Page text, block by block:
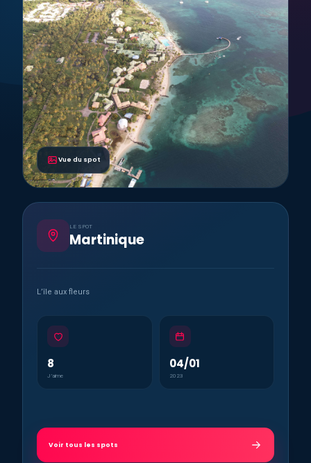
Vue du spot
LE SPOT
Martinique
L’île aux fleurs
8
J’aime
04/01
2023
Voir tous les spots